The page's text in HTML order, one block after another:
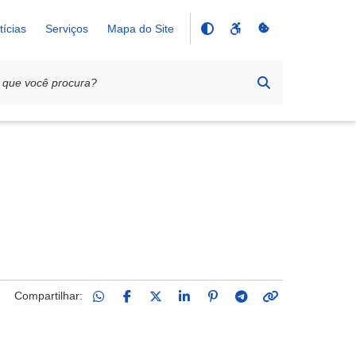
Serviços Mapa do Site
Compartilhar: